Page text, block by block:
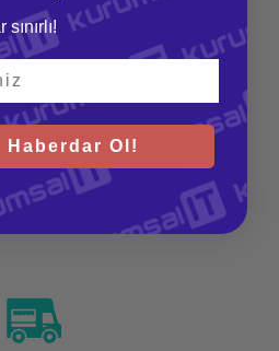
Kolay iade ve değişim imkanı
Güvenli Alışveriş
256 bit SSL sertifikası
Haberdar Ol!